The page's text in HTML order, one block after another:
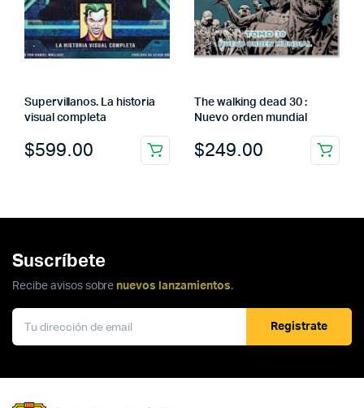
Supervillanos. La historia
visual completa
$599.00
The walking dead 30 :
Nuevo orden mundial
$249.00
Suscríbete
Recibe avisos sobre nuevos lanzamientos.
Registrate